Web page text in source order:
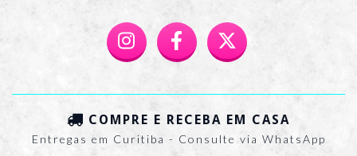
COMPRE E RECEBA EM CASA
Entregas em Curitiba - Consulte via WhatsApp